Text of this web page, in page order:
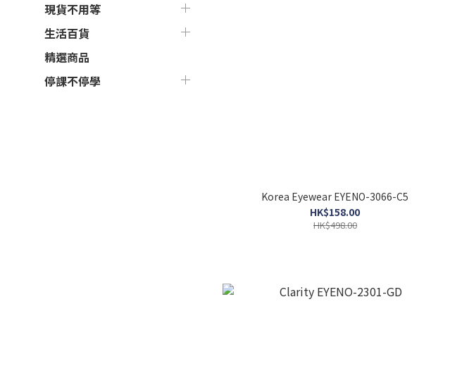
現貨不用等
生活百貨
精選商品
停課不停學
Korea Eyewear EYENO-3066-C5
HK$158.00
HK$498.00